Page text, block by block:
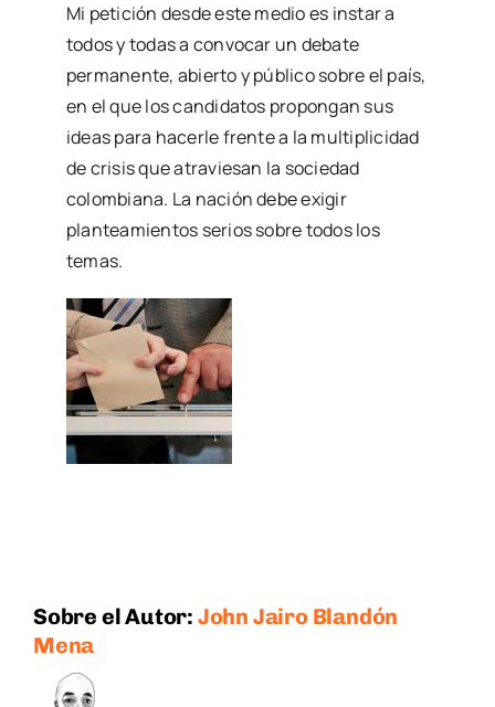
Mi petición desde este medio es instar a
todos y todas a convocar un debate
permanente, abierto y público sobre el país,
en el que los candidatos propongan sus
ideas para hacerle frente a la multiplicidad
de crisis que atraviesan la sociedad
colombiana. La nación debe exigir
planteamientos serios sobre todos los
temas.
Sobre el Autor: John Jairo Blandón
Mena